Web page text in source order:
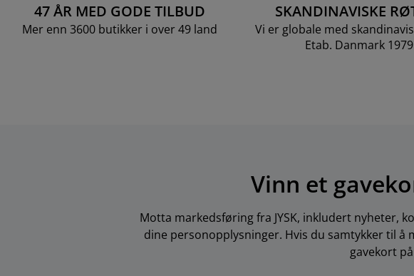
47 ÅR MED GODE TILBUD
Mer enn 3600 butikker i over 49 land
SKANDINAVISKE
Vi er globale med
Etab. Danmark 1979
Vinn et
Motta markedsføring fra JYSK, inkludert nyheter,
dine personopplysninger. Hvis du samtykker til å
gavekort